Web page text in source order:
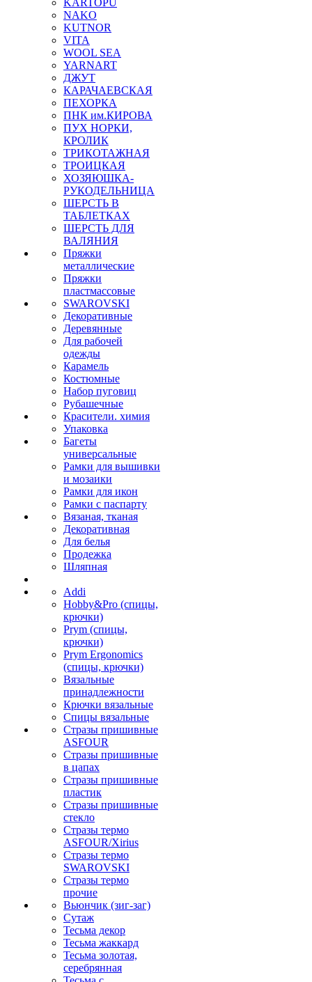
KARTOPU
NAKO
KUTNOR
VITA
WOOL SEA
YARNART
ДЖУТ
КАРАЧАЕВСКАЯ
ПЕХОРКА
ПНК им.КИРОВА
ПУХ НОРКИ,
КРОЛИК
ТРИКОТАЖНАЯ
ТРОИЦКАЯ
ХОЗЯЮШКА-
РУКОДЕЛЬНИЦА
ШЕРСТЬ В
ТАБЛЕТКАХ
ШЕРСТЬ ДЛЯ
ВАЛЯНИЯ
Пряжки
металлические
Пряжки
пластмассовые
SWAROVSKI
Декоративные
Деревянные
Для рабочей
одежды
Карамель
Костюмные
Набор пуговиц
Рубашечные
Красители. химия
Упаковка
Багеты
универсальные
Рамки для вышивки
и мозаики
Рамки для икон
Рамки с паспарту
Вязаная, тканая
Декоративная
Для белья
Продежка
Шляпная
Addi
Hobby&Pro (спицы,
крючки)
Prym (спицы,
крючки)
Prym Ergonomics
(спицы, крючки)
Вязальные
принадлежности
Крючки вязальные
Спицы вязальные
Стразы пришивные
ASFOUR
Стразы пришивные
в цапах
Стразы пришивные
пластик
Стразы пришивные
стекло
Стразы термо
ASFOUR/Xirius
Стразы термо
SWAROVSKI
Стразы термо
прочие
Вьюнчик (зиг-заг)
Сутаж
Тесьма декор
Тесьма жаккард
Тесьма золотая,
серебрянная